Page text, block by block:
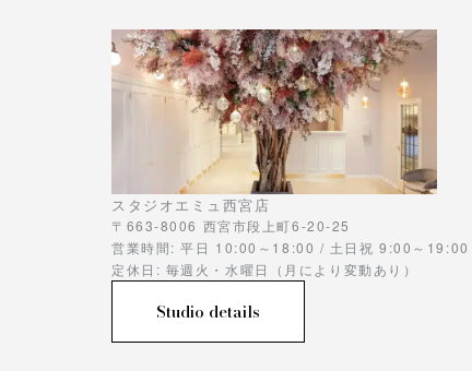
スタジオエミュ西宮店
〒663-8006 西宮市段上町6-20-25
営業時間: 平日 10:00～18:00 / 土日祝 9:00～19:00
定休日: 毎週火・水曜日（月により変動あり）
Studio details